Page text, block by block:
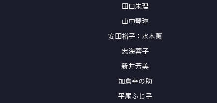
田口朱理
山中琴琳
安田裕子：水木薫
忠海蓉子
新井芳美
加倉幸の助
平尾ふじ子